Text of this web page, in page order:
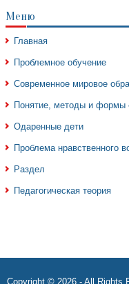
Меню
Главная
Проблемное обучение
Современное мировое
Понятие, методы и формы
Одаренные дети
Проблема нравственного
Раздел
Педагогическая теория
Copyright © 2026 - All Rights